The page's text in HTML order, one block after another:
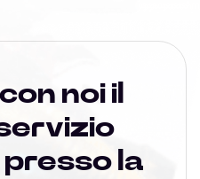
noi il
la